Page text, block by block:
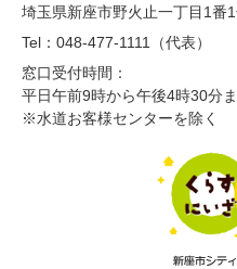
埼玉県新座市野火止一丁目1番
Tel：048-477-1111（代表）
窓口受付時間：
平日午前9時から午後4時30分
※水道お客様センターを除く